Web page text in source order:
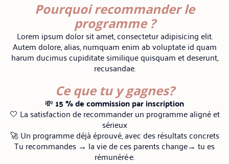
Pourquoi recommander le
programme ?
Lorem ipsum dolor sit amet, consectetur adipisicing elit.
Autem dolore, alias, numquam enim ab voluptate id quam
harum ducimus cupiditate similique quisquam et deserunt,
recusandae.
Ce que tu y gagnes?
💸 15 % de commission par inscription
🤍 La satisfaction de recommander un programme aligné et
sérieux
🚀 Un programme déjà éprouvé, avec des résultats concrets
Tu recommandes → la vie de ces parents change→ tu es
rémunéré·e.